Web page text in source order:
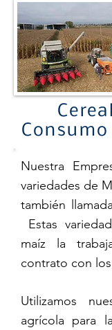
Nuestra
variedades de
también
Estas
maíz la
contrato con
Utilizamos
agrícola para